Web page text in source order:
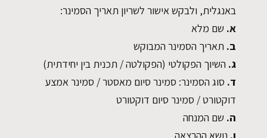
באנגלית, ולבקש אישור לשריון תאריך הסמינר:
א. שם מלא
ב. תאריך הסמינר המבוקש
ג. השיוך הפקולטי (הפקולטה / תכנית בין יחידתית)
ד. סוג הסמינר: סמינר סיום מאסטר / סמינר אמצע
דוקטורט / סמינר סיום דוקטורט
ה. שם המנחה